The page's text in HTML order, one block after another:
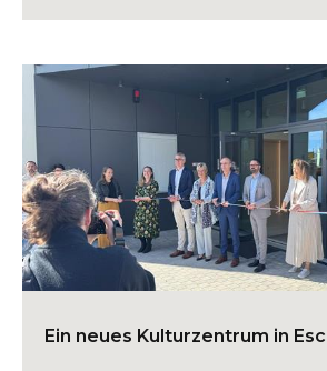
Ein neues Kulturzentrum in